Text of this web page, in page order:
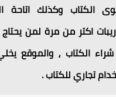
الكتاب وكذلك اتاحة
اكتر من مرة لمن
الكتاب ⸲ والموقع
تجاري للكتاب .